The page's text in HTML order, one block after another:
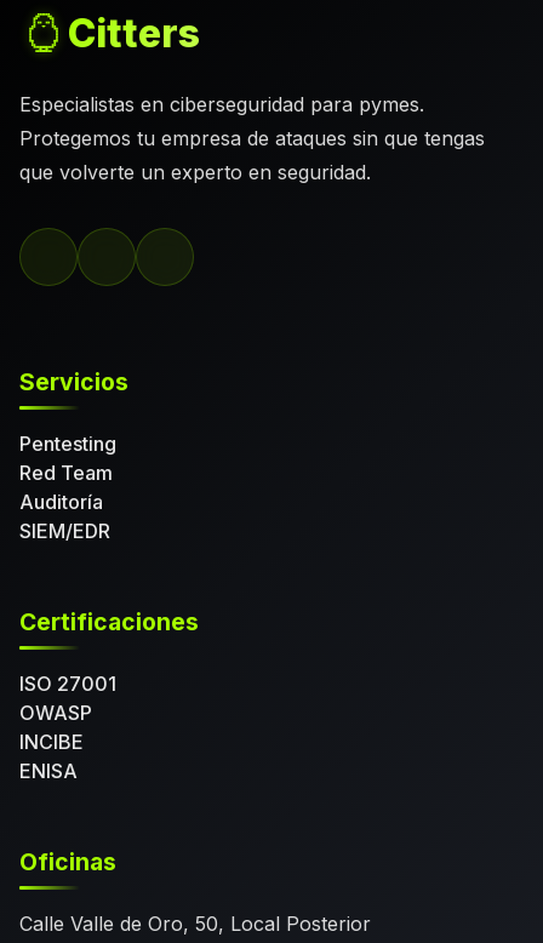
Citters
Especialistas en ciberseguridad para pymes.
Protegemos tu empresa de ataques sin que tengas
que volverte un experto en seguridad.
Servicios
Pentesting
Red Team
Auditoría
SIEM/EDR
Certificaciones
ISO 27001
OWASP
INCIBE
ENISA
Oficinas
Calle Valle de Oro, 50, Local Posterior